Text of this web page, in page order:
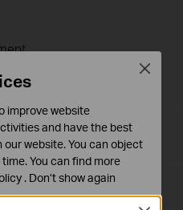
of Your TP-Link Device
van een TP-Link product?
improve website
and have the best
website. You can object
You can find more
. Don’t show again
Close